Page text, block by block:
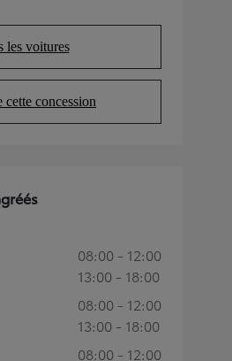
les voitures
(Opens in new tab)
concession
(Opens in new tab)
08:00 - 12:00
13:00 - 18:00
08:00 - 12:00
13:00 - 18:00
08:00 - 12:00